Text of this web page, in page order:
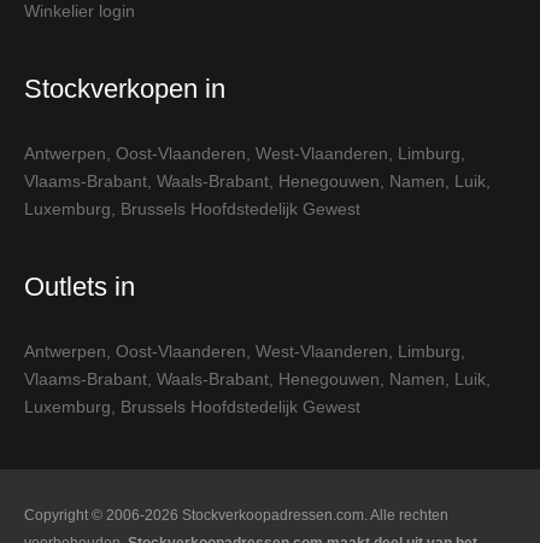
Winkelier login
Stockverkopen in
Antwerpen Oost-Vlaanderen West-Vlaanderen Limburg
Vlaams-Brabant Waals-Brabant Henegouwen Namen Luik
Luxemburg
Brussels Hoofdstedelijk Gewest
Outlets in
Antwerpen Oost-Vlaanderen West-Vlaanderen Limburg
Vlaams-Brabant Waals-Brabant Henegouwen Namen Luik
Luxemburg
Brussels Hoofdstedelijk Gewest
Copyright © 2006-2026 Stockverkoopadressen.com. Alle rechten